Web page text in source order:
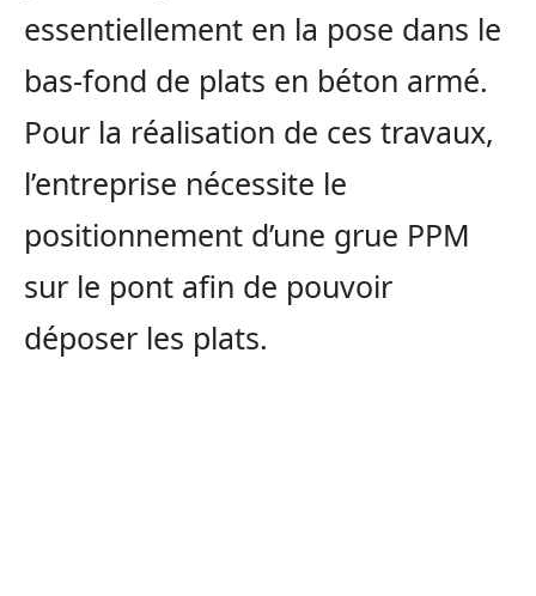
essentiellement en la pose dans le
bas-fond de plats en béton armé.
Pour la réalisation de ces travaux,
l’entreprise nécessite le
positionnement d’une grue PPM
sur le pont afin de pouvoir
déposer les plats.